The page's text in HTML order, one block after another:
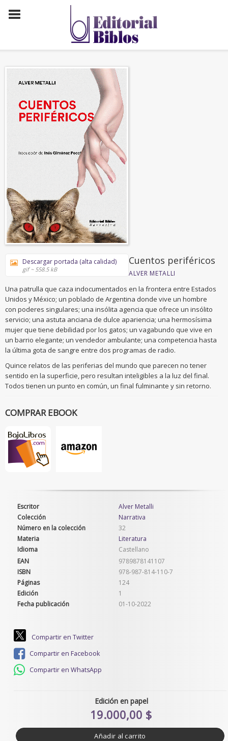
Descargar portada (alta calidad)
gif ~ 558.5 kB
Cuentos periféricos
ALVER METALLI
Una patrulla que caza indocumentados en la frontera entre Estados
Unidos y México; un poblado de Argentina donde vive un hombre
con poderes singulares; una insólita agencia que ofrece un insólito
servicio; una astuta anciana de dulce apariencia; una hermosísima
mujer que tiene debilidad por los gatos; un vagabundo que vive en
un barrio elegante; un vendedor ambulante; una competencia hasta
la última gota de sangre entre dos programas de radio.
Quince relatos de las periferias del mundo que parecen no tener
sentido en la superficie, pero resultan inteligibles a la luz del final.
Todos tienen un punto en común, un final fulminante y sin retorno.
COMPRAR EBOOK
Escritor
Alver Metalli
Colección
Narrativa
Número en la colección
32
Materia
Literatura
Idioma
Castellano
EAN
9789878141107
ISBN
978-987-814-110-7
Páginas
124
Edición
1
Fecha publicación
01-10-2022
Compartir en Twitter
Compartir en Facebook
Compartir en WhatsApp
Edición en papel
19.000,00 $
Añadir al carrito